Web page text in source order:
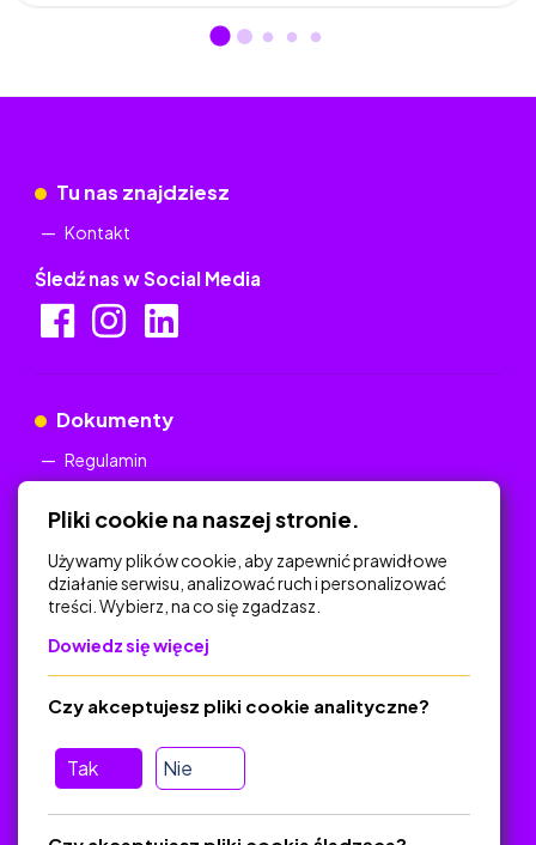
Tu nas znajdziesz
Kontakt
Śledź nas w Social Media
Dokumenty
Regulamin
Na skróty
Polityka Prywatności
Regulamin
O platformie
Baza materiałów dydaktycznych
Jak zostać autorem
FAQ
Pliki cookie na naszej stronie.
Używamy plików cookie, aby zapewnić prawidłowe
działanie serwisu, analizować ruch i personalizować
treści. Wybierz, na co się zgadzasz.
Dowiedz się więcej
Tak Nie
Czy akceptujesz pliki cookie analityczne?